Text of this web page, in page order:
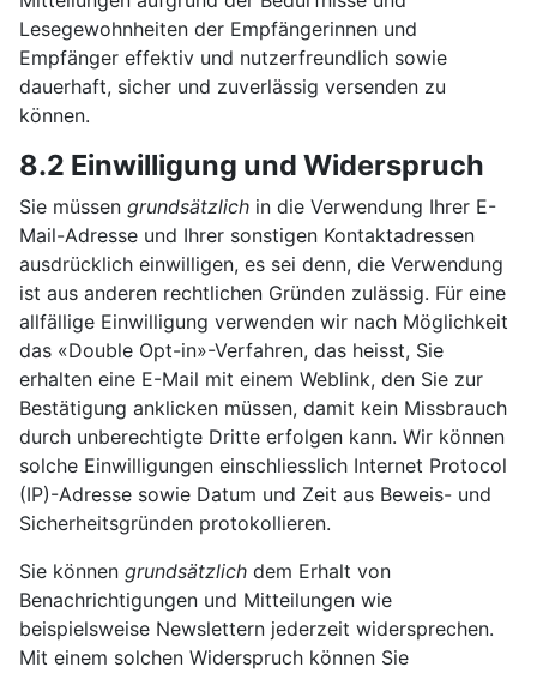
Lesegewohnheiten der Empfängerinnen und
Empfänger effektiv und nutzerfreundlich sowie
dauerhaft, sicher und zuverlässig versenden zu
können.
8.2 Einwilligung und Widerspruch
Sie müssen grundsätzlich in die Verwendung Ihrer E-
Mail-Adresse und Ihrer sonstigen Kontaktadressen
ausdrücklich einwilligen, es sei denn, die Verwendung
ist aus anderen rechtlichen Gründen zulässig. Für eine
allfällige Einwilligung verwenden wir nach Möglichkeit
das «Double Opt-in»-Verfahren, das heisst, Sie
erhalten eine E-Mail mit einem Weblink, den Sie zur
Bestätigung anklicken müssen, damit kein Missbrauch
durch unberechtigte Dritte erfolgen kann. Wir können
solche Einwilligungen einschliesslich Internet Protocol
(IP)-Adresse sowie Datum und Zeit aus Beweis- und
Sicherheitsgründen protokollieren.
Sie können grundsätzlich dem Erhalt von
Benachrichtigungen und Mitteilungen wie
beispielsweise Newslettern jederzeit widersprechen.
Mit einem solchen Widerspruch können Sie